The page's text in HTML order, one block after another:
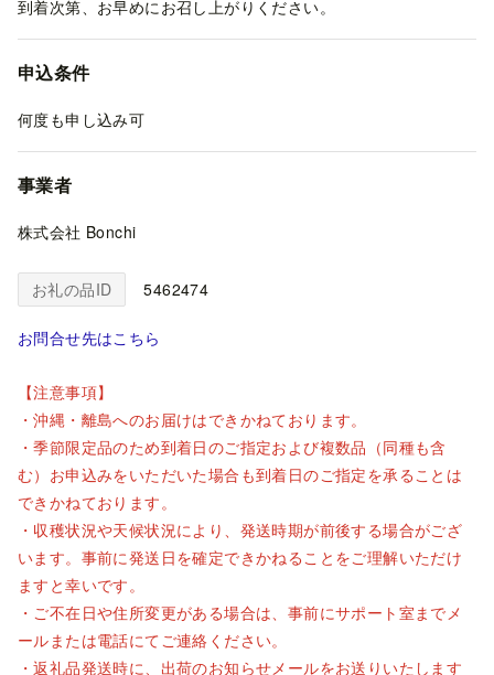
到着次第、お早めにお召し上がりください。
申込条件
何度も申し込み可
事業者
株式会社 Bonchi
お礼の品ID 5462474
お問合せ先はこちら
【注意事項】
・沖縄・離島へのお届けはできかねております。
・季節限定品のため到着日のご指定および複数品（同種も含
む）お申込みをいただいた場合も到着日のご指定を承ることは
できかねております。
・収穫状況や天候状況により、発送時期が前後する場合がござ
います。事前に発送日を確定できかねることをご理解いただけ
ますと幸いです。
・ご不在日や住所変更がある場合は、事前にサポート室までメ
ールまたは電話にてご連絡ください。
・返礼品発送時に、出荷のお知らせメールをお送りいたします